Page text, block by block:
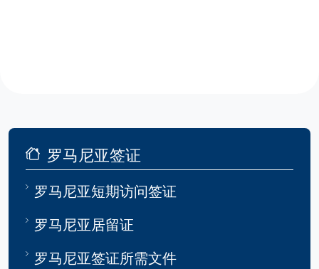
罗马尼亚签证
罗马尼亚短期访问签证
罗马尼亚居留证
罗马尼亚签证所需文件